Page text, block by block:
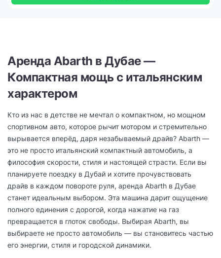
Аренда Abarth в Дубае —
Компактная мощь с итальянским
характером
Кто из нас в детстве не мечтал о компактном, но мощном
спортивном авто, которое рычит мотором и стремительно
вырывается вперёд, даря незабываемый драйв? Abarth —
это не просто итальянский компактный автомобиль, а
философия скорости, стиля и настоящей страсти. Если вы
планируете поездку в Дубай и хотите прочувствовать
драйв в каждом повороте руля, аренда Abarth в Дубае
станет идеальным выбором. Эта машина дарит ощущение
полного единения с дорогой, когда нажатие на газ
превращается в глоток свободы. Выбирая Abarth, вы
выбираете не просто автомобиль — вы становитесь частью
его энергии, стиля и городской динамики.